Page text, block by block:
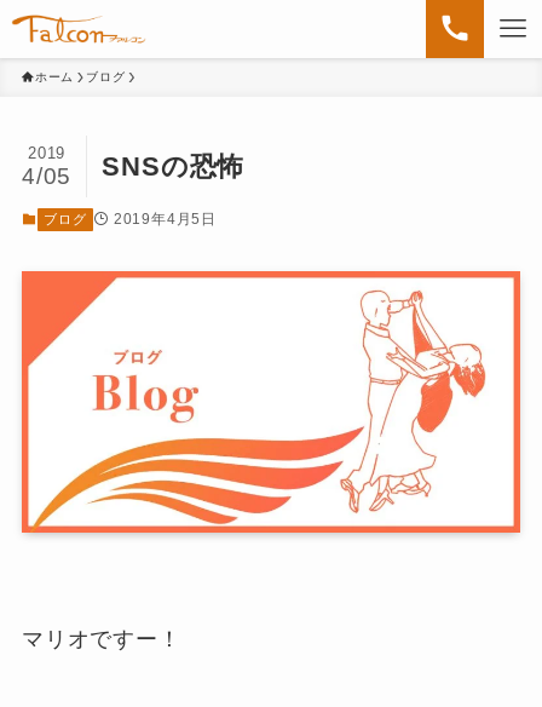
ホーム ブログ
SNSの恐怖
2019
4/05
ブログ 2019年4月5日
マリオですー！